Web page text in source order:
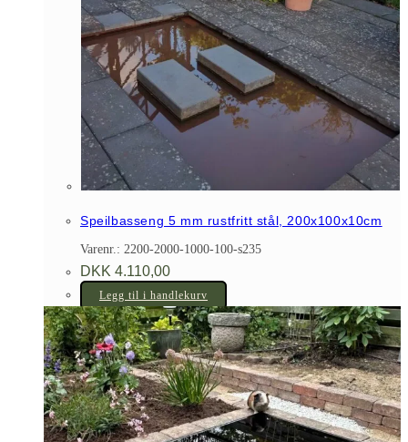
Speilbasseng 5 mm rustfritt stål, 200x100x10cm
Varenr.: 2200-2000-1000-100-s235
DKK 4.110,00
Legg til i handlekurv